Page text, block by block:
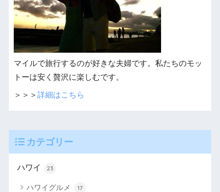
マイルで旅行するのが好きな夫婦です。私たちのモッ
トーは安く贅沢に楽しむです。
＞＞＞ 詳細はこちら
カテゴリー
ハワイ 23
ハワイグルメ 17